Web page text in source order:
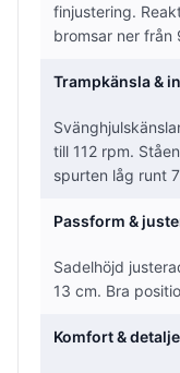
finjustering.
bromsar ner från
Trampkänsla &
till 112 rpm.
spurten låg runt
Passform &
Sadelhöjd
13 cm. Bra
Komfort &